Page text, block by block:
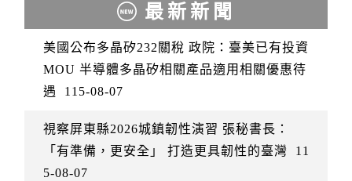
最新新聞
美國公布多晶矽232關稅 政院：臺美已有投資
MOU 半導體多晶矽相關產品適用相關優惠待
遇
115-08-07
視察屏東縣2026城鎮韌性演習 張秘書長：
「有準備，更安全」 打造更具韌性的臺灣
11
5-08-07